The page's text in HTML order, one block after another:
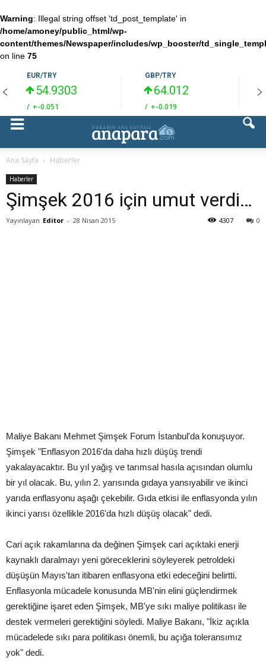
Warning: Illegal string offset 'td_post_template' in
/home/amoney/public_html/wp-
content/themes/Newspaper/includes/wp_booster/
on line 75
EUR/TRY
54.9303
/ +-0.051
GBP/TRY
64.012
/ +-0.019
Ana Sayfa Haberler
Haberler
Şimşek 2016 için umut verdi…
Yayınlayan Editor - 28 Nisan 2015 0
4307
Maliye Bakanı Mehmet Şimşek Forum İstanbul'da konuşuyor.
Şimşek "Enflasyon 2016'da daha hızlı düşüş trendi
yakalayacaktır. Bu yıl yağış ve tarımsal hasıla açısından olumlu
bir yıl olacak. Bu, yılın 2. yarısında gıdaya yansıyabilir ve ikinci
yarıda enflasyonu aşağı çekebilir. Gıda etkisi ile enflasyonda yılın
ikinci yarısı özellikle 2016'da hızlı düşüş olacak" dedi.
Cari açık rakamlarına da değinen Şimşek cari açıktaki enerji
kaynaklı daralmayı yeni göreceklerini söyleyerek petroldeki
düşüşün Mayıs'tan itibaren enflasyona etki edeceğini belirtti.
Enflasyonla mücadele konusunda MB'nin elini güçlendirmek
gerektiğine işaret eden Şimşek, MB'ye sıkı maliye politikası ile
destek vermeleri gerektiğini söyledi. Maliye Bakanı, "İkiz açıkla
mücadelede sıkı para politikası önemli, bu açığa toleransımız
yok" dedi.